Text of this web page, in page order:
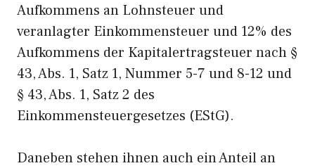
Aufkommens an Lohnsteuer und
veranlagter Einkommensteuer und 12% des
Aufkommens der Kapitalertragsteuer nach §
43, Abs. 1, Satz 1, Nummer 5-7 und 8-12 und
§ 43, Abs. 1, Satz 2 des
Einkommensteuergesetzes (EStG).
Daneben stehen ihnen auch ein Anteil an